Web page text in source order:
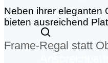
Neben ihrer eleganten
bieten ausreichend
Frame-Regal statt